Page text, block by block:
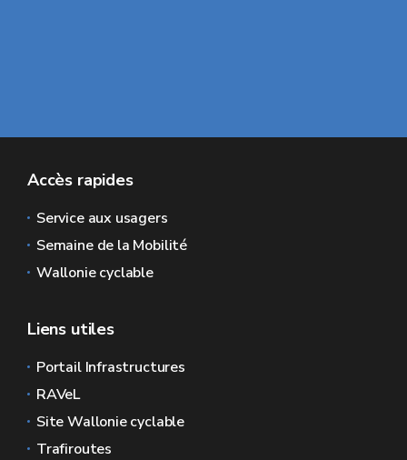
Accès rapides
Service aux usagers
Semaine de la Mobilité
Wallonie cyclable
Liens utiles
Portail Infrastructures
RAVeL
Site Wallonie cyclable
Trafiroutes